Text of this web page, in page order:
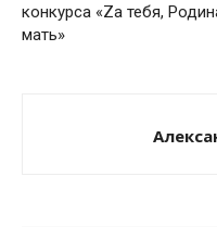
конкурса «Zа тебя,
мать»